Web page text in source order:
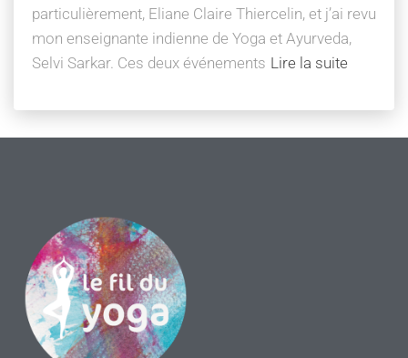
particulièrement, Eliane Claire Thiercelin, et j’ai revu
mon enseignante indienne de Yoga et Ayurveda,
Selvi Sarkar. Ces deux événements Lire la suite